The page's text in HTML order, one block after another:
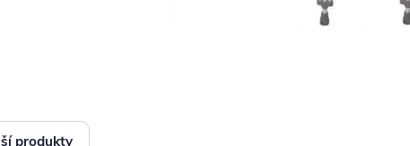
produkty